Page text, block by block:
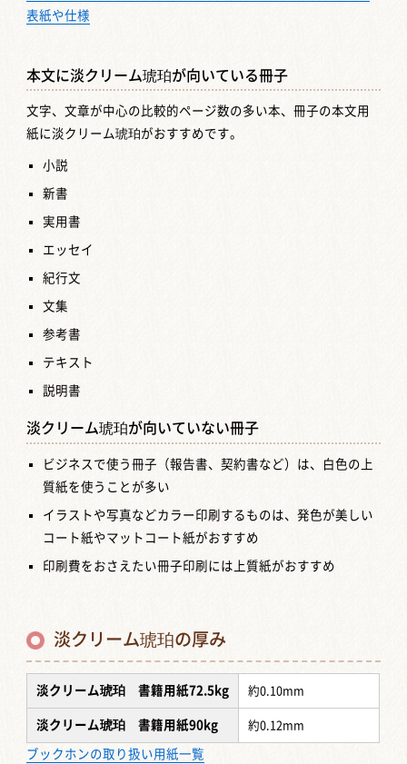
表紙や仕様
本文に淡クリーム琥珀が向いている冊子
文字、文章が中心の比較的ページ数の多い本、冊子の本文用
紙に淡クリーム琥珀がおすすめです。
小説
新書
実用書
エッセイ
紀行文
文集
参考書
テキスト
説明書
淡クリーム琥珀が向いていない冊子
ビジネスで使う冊子（報告書、契約書など）は、白色の上
質紙を使うことが多い
イラストや写真などカラー印刷するものは、発色が美しい
コート紙やマットコート紙がおすすめ
印刷費をおさえたい冊子印刷には上質紙がおすすめ
淡クリーム琥珀の厚み
淡クリーム琥珀 書籍用紙72.5kg 約0.10mm
淡クリーム琥珀 書籍用紙90kg 約0.12mm
ブックホンの取り扱い用紙一覧